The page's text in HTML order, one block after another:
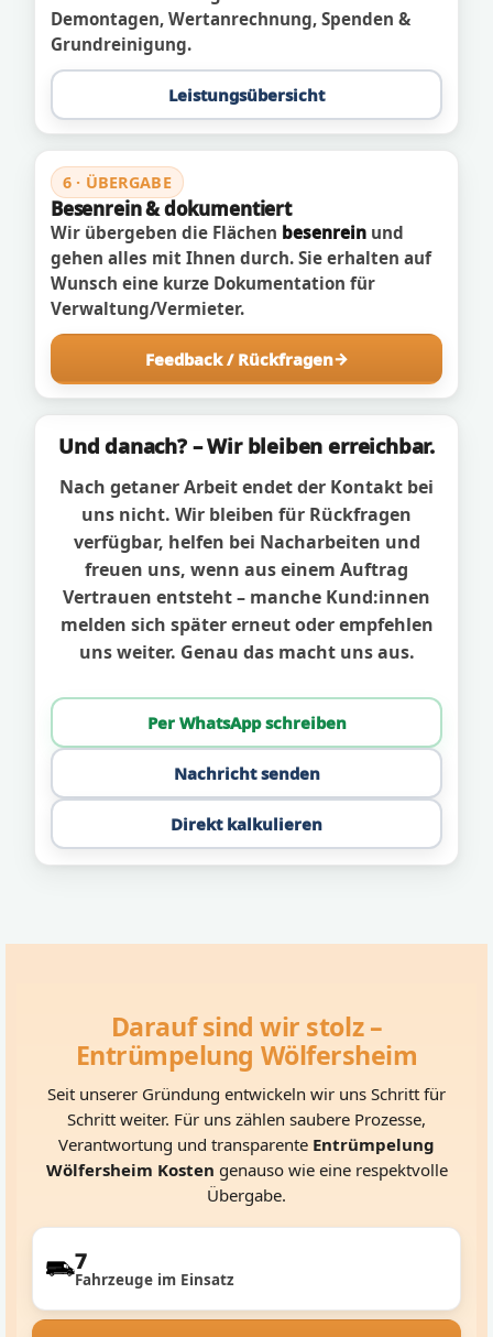
Demontagen, Wertanrechnung, Spenden &
Grundreinigung.
Leistungsübersicht
6 · ÜBERGABE
Besenrein & dokumentiert
Wir übergeben die Flächen besenrein und
gehen alles mit Ihnen durch. Sie erhalten auf
Wunsch eine kurze Dokumentation für
Verwaltung/Vermieter.
Feedback / Rückfragen
Und danach? – Wir bleiben erreichbar.
Nach getaner Arbeit endet der Kontakt bei
uns nicht. Wir bleiben für Rückfragen
verfügbar, helfen bei Nacharbeiten und
freuen uns, wenn aus einem Auftrag
Vertrauen entsteht – manche Kund:innen
melden sich später erneut oder empfehlen
uns weiter. Genau das macht uns aus.
Per WhatsApp schreiben
Nachricht senden
Direkt kalkulieren
Darauf sind wir stolz –
Entrümpelung Wölfersheim
Seit unserer Gründung entwickeln wir uns Schritt für
Schritt weiter. Für uns zählen saubere Prozesse,
Verantwortung und transparente Entrümpelung
Wölfersheim Kosten genauso wie eine respektvolle
Übergabe.
7
Fahrzeuge im Einsatz